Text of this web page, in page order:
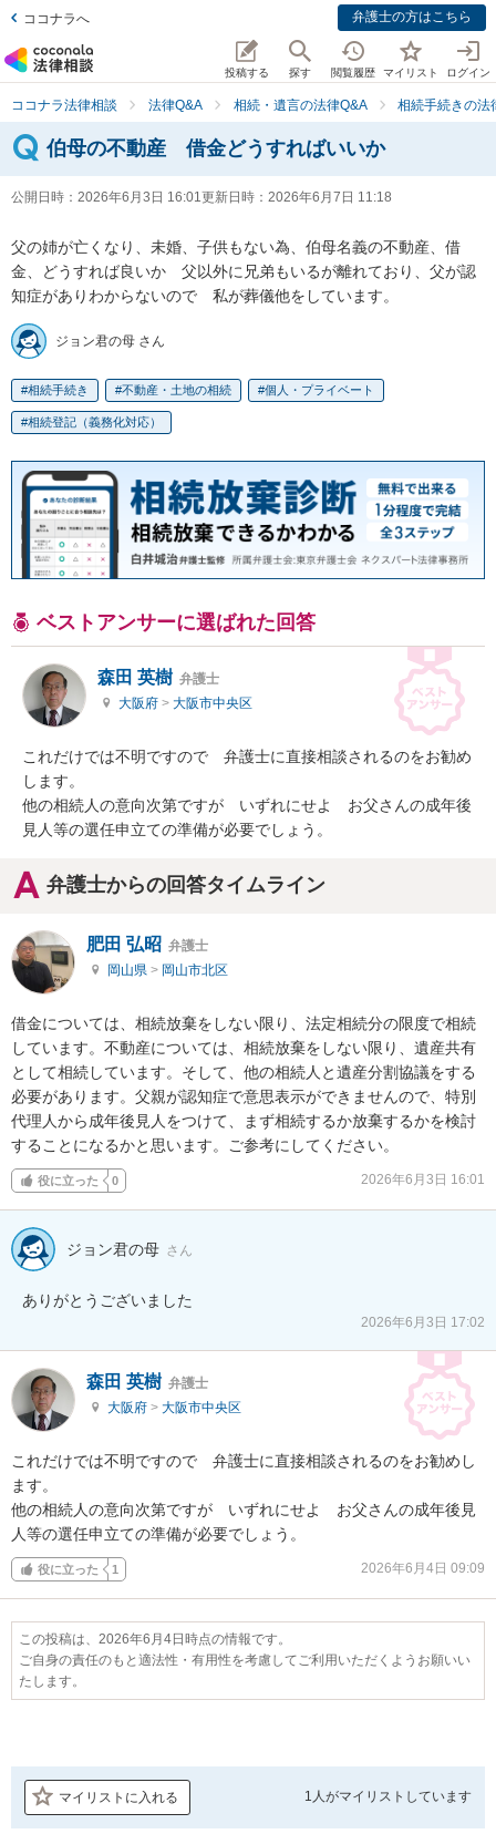
ココナラへ 弁護士の方はこちら
投稿する 探す 閲覧履歴 マイリスト ログイン
ココナラ法律相談 法律Q&A 相続・遺言の法律Q&A 相続手続きの法
伯母の不動産 借金どうすればいいか
公開日時： 2026年6月3日 16:01更新日時： 2026年6月7日 11:18
父の姉が亡くなり、未婚、子供もない為、伯母名義の不動産、借
金、どうすれば良いか　父以外に兄弟もいるが離れており、父が認
知症がありわからないので　私が葬儀他をしています。
ジョン君の母 さん
相続手続き 不動産・土地の相続 個人・プライベート
相続登記（義務化対応）
ベストアンサーに選ばれた回答
森田 英樹 弁護士
大阪府 > 大阪市中央区
これだけでは不明ですので　弁護士に直接相談されるのをお勧め
します。
他の相続人の意向次第ですが　いずれにせよ　お父さんの成年後
見人等の選任申立ての準備が必要でしょう。
弁護士からの回答タイムライン
肥田 弘昭 弁護士
岡山県 > 岡山市北区
借金については、相続放棄をしない限り、法定相続分の限度で相続
しています。不動産については、相続放棄をしない限り、遺産共有
として相続しています。そして、他の相続人と遺産分割協議をする
必要があります。父親が認知症で意思表示ができませんので、特別
代理人から成年後見人をつけて、まず相続するか放棄するかを検討
することになるかと思います。ご参考にしてください。
役に立った 0 2026年6月3日 16:01
ジョン君の母 さん
ありがとうございました
2026年6月3日 17:02
森田 英樹 弁護士
大阪府 > 大阪市中央区
これだけでは不明ですので　弁護士に直接相談されるのをお勧めし
ます。
他の相続人の意向次第ですが　いずれにせよ　お父さんの成年後見
人等の選任申立ての準備が必要でしょう。
役に立った 1 2026年6月4日 09:09
この投稿は、2026年6月4日時点の情報です。
ご自身の責任のもと適法性・有用性を考慮してご利用いただくようお願いい
たします。
マイリストに入れる 1人がマイリストしています